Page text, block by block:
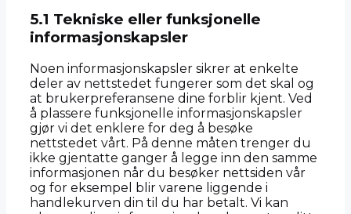
5.1 Tekniske eller funksjonelle
informasjonskapsler
Noen informasjonskapsler sikrer at enkelte
deler av nettstedet fungerer som det skal og
at brukerpreferansene dine forblir kjent. Ved
å plassere funksjonelle informasjonskapsler
gjør vi det enklere for deg å besøke
nettstedet vårt. På denne måten trenger du
ikke gjentatte ganger å legge inn den samme
informasjonen når du besøker nettsiden vår
og for eksempel blir varene liggende i
handlekurven din til du har betalt. Vi kan